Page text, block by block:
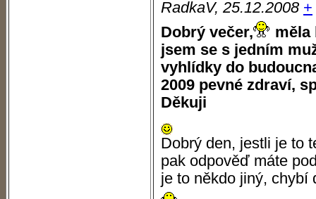
RadkaV, 25.12.2008 +
Dobrý večer,
měla
jsem se s jedním
vyhlídky do
2009 pevné zdraví,
Děkuji
Dobrý den, jestli je to
pak odpověď máte
je to někdo jiný, chybí